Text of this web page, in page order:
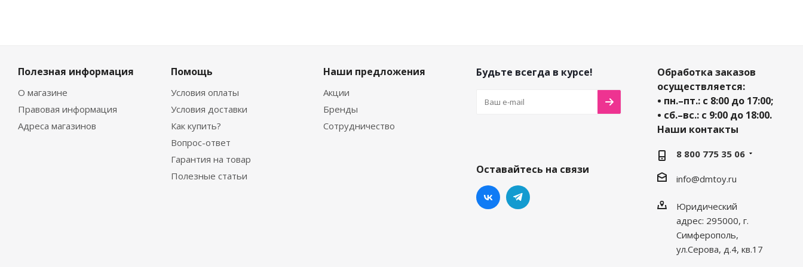
Полезная информация
О магазине
Правовая информация
Адреса магазинов
Помощь
Условия оплаты
Условия доставки
Как купить?
Вопрос-ответ
Гарантия на товар
Полезные статьи
Наши предложения
Акции
Бренды
Сотрудничество
Будьте всегда в курсе!
Оставайтесь на связи
Обработка заказов
осуществляется:
• пн.–пт.: с 8:00 до 17:00;
• сб.–вс.: с 9:00 до 18:00.
Наши контакты
8 800 775 35 06
info@dmtoy.ru
Юридический
адрес: 295000, г.
Симферополь,
ул.Серова, д.4, кв.17